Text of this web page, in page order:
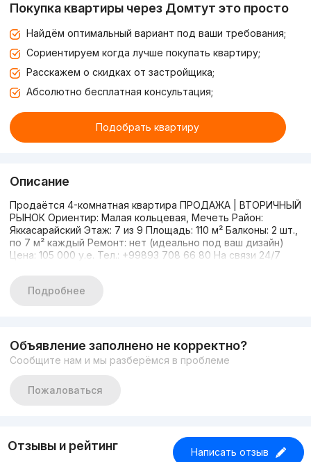
Покупка квартиры через Домтут это просто
Найдём оптимальный вариант под ваши требования;
Сориентируем когда лучше покупать квартиру;
Расскажем о скидках от застройщика;
Абсолютно бесплатная консультация;
Подобрать квартиру
Описание
Продаётся 4-комнатная квартира ПРОДАЖА | ВТОРИЧНЫЙ
РЫНОК Ориентир: Малая кольцевая, Мечеть Район:
Яккасарайский Этаж: 7 из 9 Площадь: 110 м² Балконы: 2 шт.,
по 7 м² каждый Ремонт: нет (идеально под ваш дизайн)
Цена: 105 000 у.е. Тел.: +99893 708 66 80 На связи 24/7
Подробнее
Объявление заполнено не корректно?
Сообщите нам и мы разберёмся в проблеме
Пожаловаться
Отзывы и рейтинг Написать отзыв